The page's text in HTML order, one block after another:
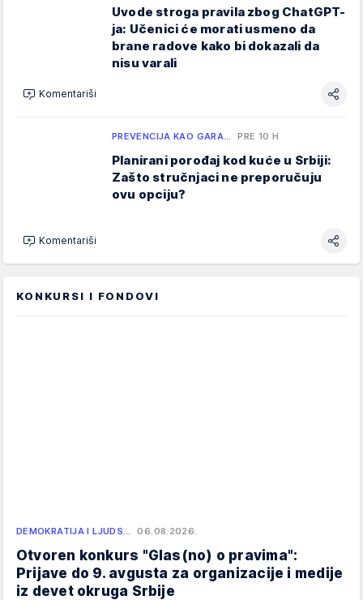
Uvode stroga pravila zbog ChatGPT-
ja: Učenici će morati usmeno da
brane radove kako bi dokazali da
nisu varali
Komentariši
PREVENCIJA KAO GARA… PRE 10 H
Planirani porođaj kod kuće u Srbiji:
Zašto stručnjaci ne preporučuju
ovu opciju?
Komentariši
KONKURSI I FONDOVI
DEMOKRATIJA I LJUDS… 06.08.2026.
Otvoren konkurs "Glas(no) o pravima":
Prijave do 9. avgusta za organizacije i medije
iz devet okruga Srbije